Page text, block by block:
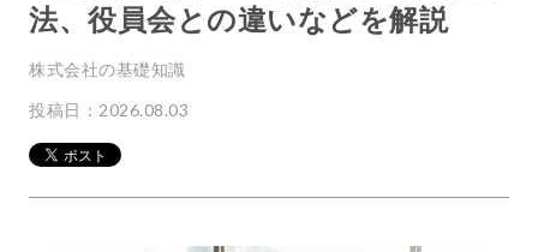
法、役員会との違いなどを解説
株式会社の基礎知識
投稿日：2026.08.03